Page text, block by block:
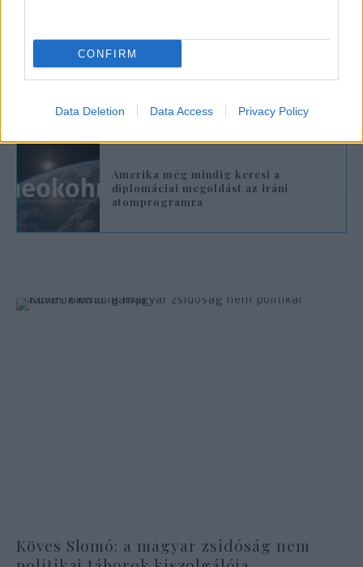
CONFIRM
Data Deletion Data Access Privacy Policy
Joav Gallant védelmi miniszter szintén az
iszlám köztársaságot vádolta meg a
palesztin terrorizmus ismételt
fellángolásáért.
Amerika még mindig keresi a
diplomáciai megoldást az iráni
atomprogramra
Köves Slomó: a magyar zsidóság nem